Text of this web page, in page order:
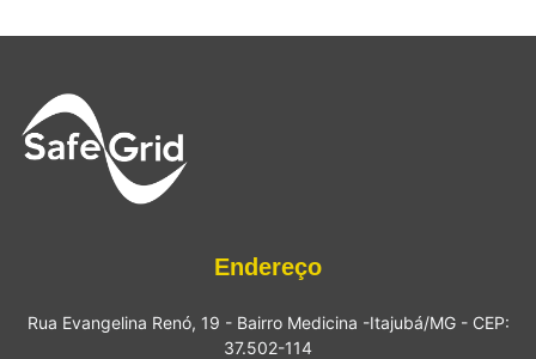
Endereço
Rua Evangelina Renó, 19 - Bairro Medicina -Itajubá/MG - CEP:
37.502-114